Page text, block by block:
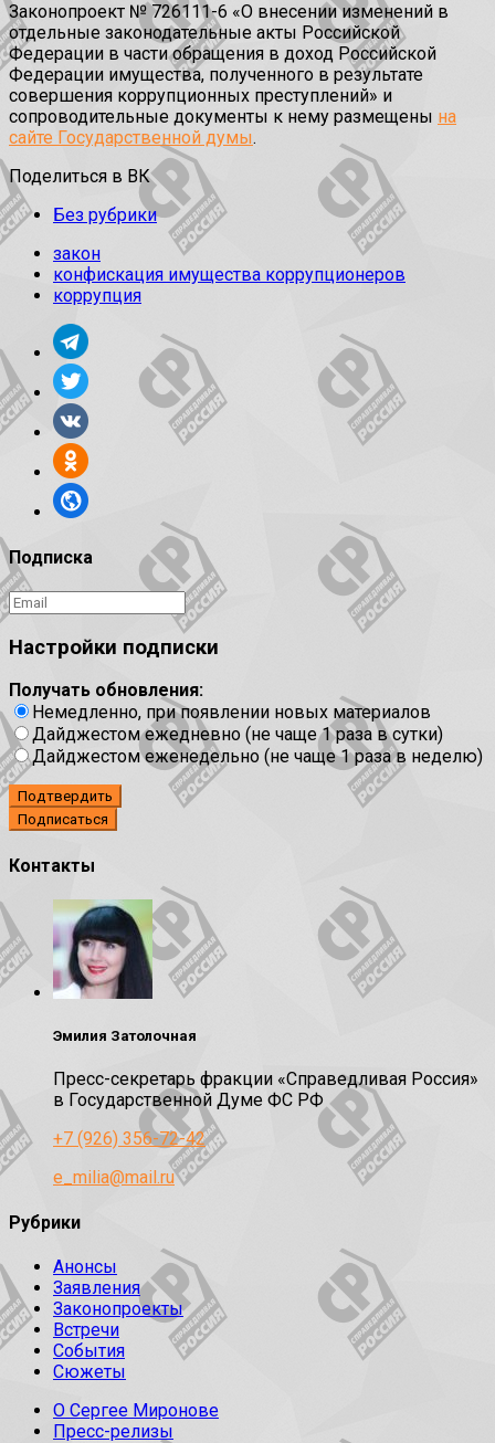
Законопроект № 726111-6 «О внесении изменений в
отдельные законодательные акты Российской
Федерации в части обращения в доход Российской
Федерации имущества, полученного в результате
совершения коррупционных преступлений» и
сопроводительные документы к нему размещены на
сайте Государственной думы.
Поделиться в ВК
Без рубрики
закон
конфискация имущества коррупционеров
коррупция
Подписка
Настройки подписки
Получать обновления:
Немедленно, при появлении новых материалов
Дайджестом ежедневно (не чаще 1 раза в сутки)
Дайджестом еженедельно (не чаще 1 раза в неделю)
Подтвердить
Контакты
Эмилия Затолочная
Пресс-секретарь фракции «Справедливая Россия»
в Государственной Думе ФС РФ
+7 (926) 356-72-42
e_milia@mail.ru
Рубрики
Анонсы
Заявления
Законопроекты
Встречи
События
Сюжеты
О Сергее Миронове
Пресс-релизы